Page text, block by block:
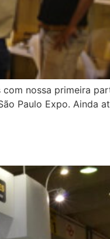
nossa primeira
Paulo Expo. Ainda